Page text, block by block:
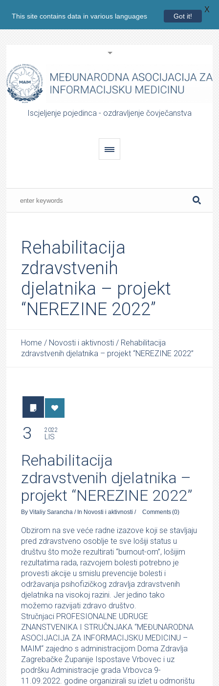
Iscjeljenje pojedinca - ozdravljenje čovječanstva
Rehabilitacija
zdravstvenih
djelatnika – projekt
“NEREZINE 2022”
Home / Novosti i aktivnosti / Rehabilitacija
zdravstvenih djelatnika – projekt “NEREZINE 2022”
3 2022
LIS
Rehabilitacija
zdravstvenih djelatnika –
projekt “NEREZINE 2022”
ByVitaliy Sarancha / In Novosti i aktivnosti / Comments(0)
Obzirom na sve veće radne izazove koji se stavljaju
pred zdravstveno osoblje te sve lošiji status u
društvu što može rezultirati “burnout-om”, lošijim
rezultatima rada, razvojem bolesti potrebno je
provesti akcije u smislu prevencije bolesti i
održavanja psihofizičkog zdravlja zdravstvenih
djelatnika na visokoj razini. Jer jedino tako
možemo razvijati zdravo društvo.
Stručnjaci PROFESIONALNE UDRUGE
ZNANSTVENIKA I STRUČNJAKA “MEĐUNARODNA
ASOCIJACIJA ZA INFORMACIJSKU MEDICINU –
MAIM“ zajedno s administracijom Doma Zdravlja
Zagrebačke Županije Ispostave Vrbovec i uz
podršku Administracije grada Vrbovca 9-
11.09.2022. godine organizirali su izlet u odmorištu
This site contains data in various languages Got it!
X